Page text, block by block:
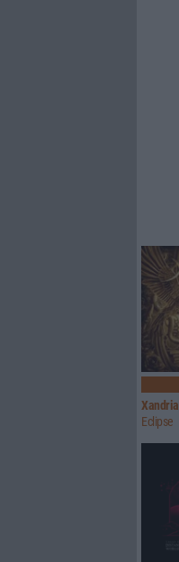
Xandria
Eclipse